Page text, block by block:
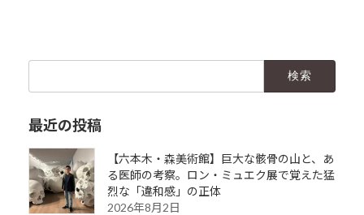
最近の投稿
【六本木・森美術館】巨大な骸骨の山と、あ
る医師の考察。ロン・ミュエク展で覚えた猛
烈な「違和感」の正体
2026年8月2日